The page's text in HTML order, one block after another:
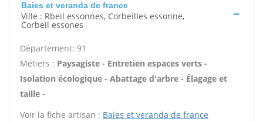
Baies et veranda de france
Ville : Rbeil essonnes, Corbeilles essonne,
Corbeil essones
Département: 91
Métiers : Paysagiste - Entretien espaces verts -
Isolation écologique - Abattage d'arbre - Élagage et
taille -
Voir la fiche artisan : Baies et veranda de france